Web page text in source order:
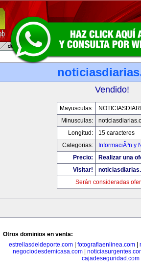
Vendido!
Mayusculas:
Minusculas:
Longitud:
15 caracteres
Categorias:
InformaciÃ³n y
Precio:
Realizar una
Visitar!
Serán consideradas
Otros dominios en venta:
estrellasdeldeporte.com
fotografiaenlinea.com
negociodesdemicasa.com
cajadeseguridad.com